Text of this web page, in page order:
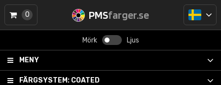
PMSfarger.se
Mörk Ljus
MENY
FÄRGSYSTEM: COATED
0